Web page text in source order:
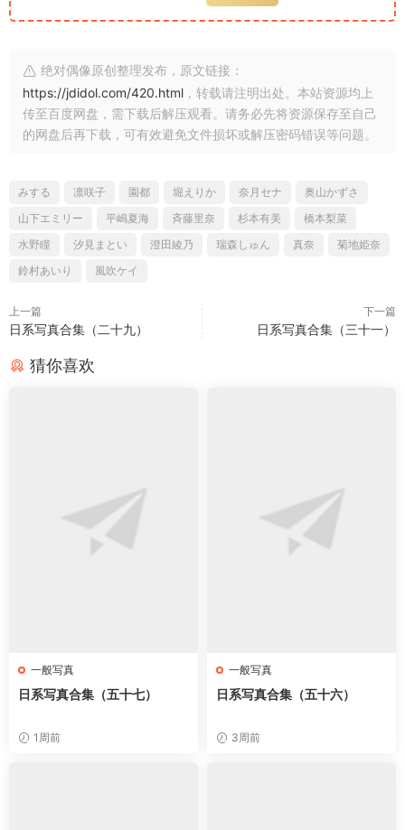
绝对偶像原创整理发布，原文链接：
https://jdidol.com/420.html ，转载请注明出处。本站资源均上
传至百度网盘，需下载后解压观看。请务必先将资源保存至自己
的网盘后再下载，可有效避免文件损坏或解压密码错误等问题。
みする 凛咲子 園都 堀えりか 奈月セナ
奥山かずさ
山下エミリー
平嶋夏海 斉藤里奈 杉本有美
橋本梨菜
水野瞳
汐見まとい 澄田綾乃 瑞森しゅん 真奈
菊地姫奈
鈴村あいり
風吹ケイ
上一篇
日系写真合集（二十九）
下一篇
日系写真合集（三十一）
猜你喜欢
一般写真
日系写真合集（五十七）
1周前
一般写真
日系写真合集（五十六）
3周前